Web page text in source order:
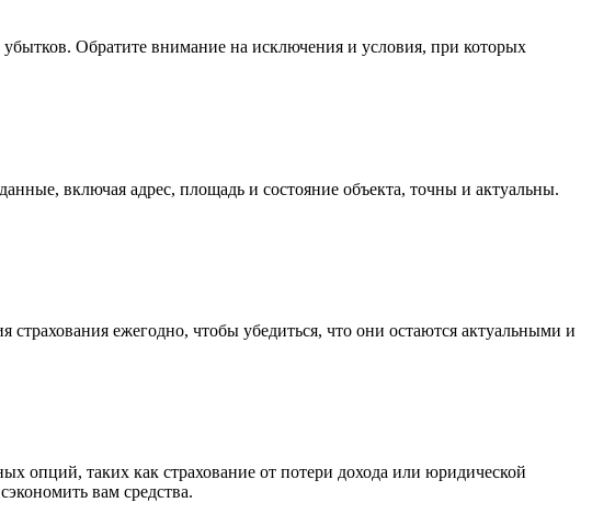
Обратите внимание на исключения и условия, при которых
включая адрес, площадь и состояние объекта, точны и актуальны.
ежегодно, чтобы убедиться, что они остаются актуальными и
опций, таких как страхование от потери дохода или юридической
вам средства.